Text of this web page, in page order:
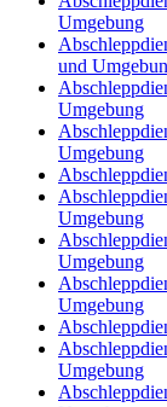
Umgebung
und
Umgebung
Umgebung
Umgebung
Umgebung
Umgebung
Umgebung